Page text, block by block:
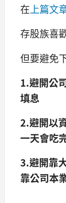
在上篇文
存股族喜
但要避免
1.避開公
填息
2.避開以
一天會吃
3.避開靠
靠公司本